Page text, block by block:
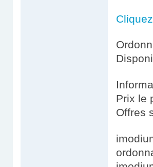
Prix le
Offres